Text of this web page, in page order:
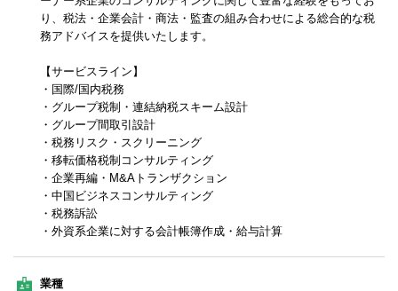
り、税法・企業会計・商法・監査の組み合わせによる総合的な税
務アドバイスを提供いたします。
【サービスライン】
・国際/国内税務
・グループ税制・連結納税スキーム設計
・グループ間取引設計
・税務リスク・スクリーニング
・移転価格税制コンサルティング
・企業再編・M&Aトランザクション
・中国ビジネスコンサルティング
・税務訴訟
・外資系企業に対する会計帳簿作成・給与計算
業種